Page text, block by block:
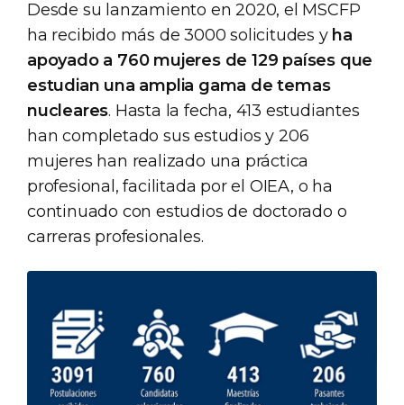
Desde su lanzamiento en 2020, el MSCFP
ha recibido más de 3000 solicitudes y ha
apoyado a 760 mujeres de 129 países que
estudian una amplia gama de temas
nucleares. Hasta la fecha, 413 estudiantes
han completado sus estudios y 206
mujeres han realizado una práctica
profesional, facilitada por el OIEA, o ha
continuado con estudios de doctorado o
carreras profesionales.